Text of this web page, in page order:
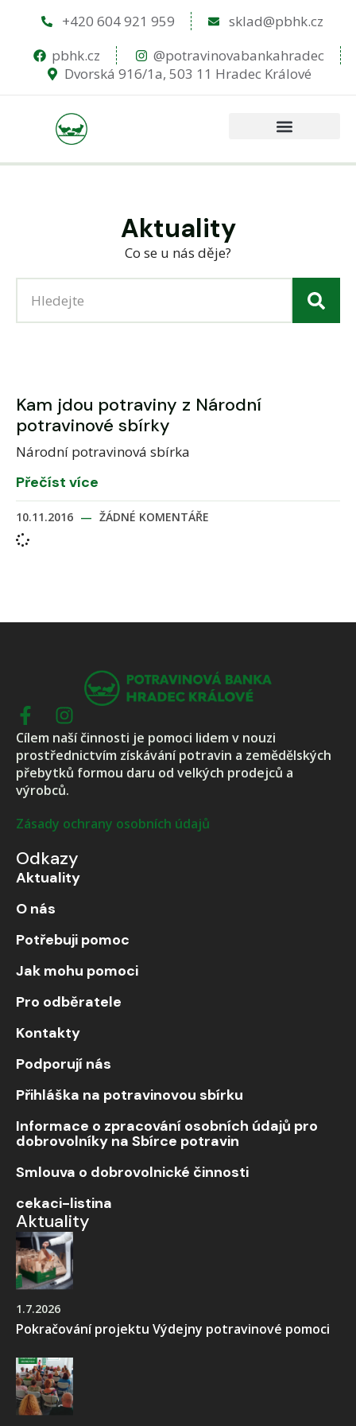
+420 604 921 959
sklad@pbhk.cz
pbhk.cz
@potravinovabankahradec
Dvorská 916/1a, 503 11 Hradec Králové
Aktuality
Co se u nás děje?
Kam jdou potraviny z Národní
potravinové sbírky
Národní potravinová sbírka
Přečíst více
10.11.2016 ŽÁDNÉ KOMENTÁŘE
Cílem naší činnosti je pomoci lidem v nouzi
prostřednictvím získávání potravin a zemědělských
přebytků formou daru od velkých prodejců a
výrobců.
Zásady ochrany osobních údajů
Odkazy
Aktuality
O nás
Potřebuji pomoc
Jak mohu pomoci
Pro odběratele
Kontakty
Podporují nás
Přihláška na potravinovou sbírku
Informace o zpracování osobních údajů pro
dobrovolníky na Sbírce potravin
Smlouva o dobrovolnické činnosti
cekaci-listina
Aktuality
1.7.2026
Pokračování projektu Výdejny potravinové pomoci